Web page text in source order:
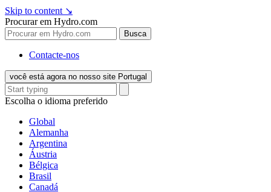
Skip to content ↘
Procurar em Hydro.com
Busca
Contacte-nos
você está agora no nosso site Portugal
Escolha o idioma preferido
Global
Alemanha
Argentina
Áustria
Bélgica
Brasil
Canadá